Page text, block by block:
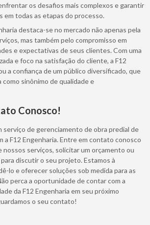
os desafios mais complexos e garantir
em todas as etapas do processo.
destaca-se no mercado não apenas pela
mas também pelo compromisso em
e expectativas de seus clientes. Com uma
e foco na satisfação do cliente, a F12
a confiança de um público diversificado, que
sinônimo de qualidade e
Conosco!
serviço de gerenciamento de obra predial de
a F12 Engenharia. Entre em contato conosco
nossos serviços, solicitar um orçamento ou
discutir o seu projeto. Estamos à
lo e oferecer soluções sob medida para as
perca a oportunidade de contar com a
da F12 Engenharia em seu próximo
o seu contato!